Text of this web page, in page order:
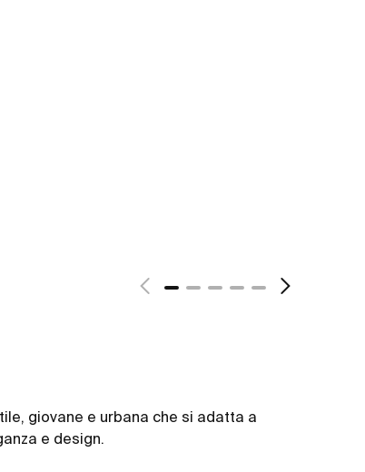
giovane e urbana che si adatta a
e design.